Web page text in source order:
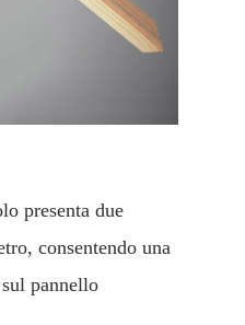
presenta due
consentendo una
pannello